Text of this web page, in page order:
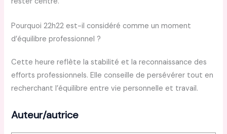
Pourquoi 22h22 est-il considéré comme un moment
d’équilibre professionnel ?
Cette heure reflète la stabilité et la reconnaissance des
efforts professionnels. Elle conseille de persévérer tout en
recherchant l’équilibre entre vie personnelle et travail.
Auteur/autrice